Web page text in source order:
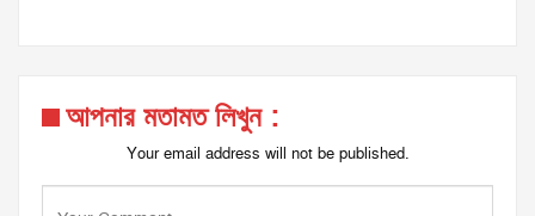
আপনার মতামত লিখুন :
Your email address will not be published.